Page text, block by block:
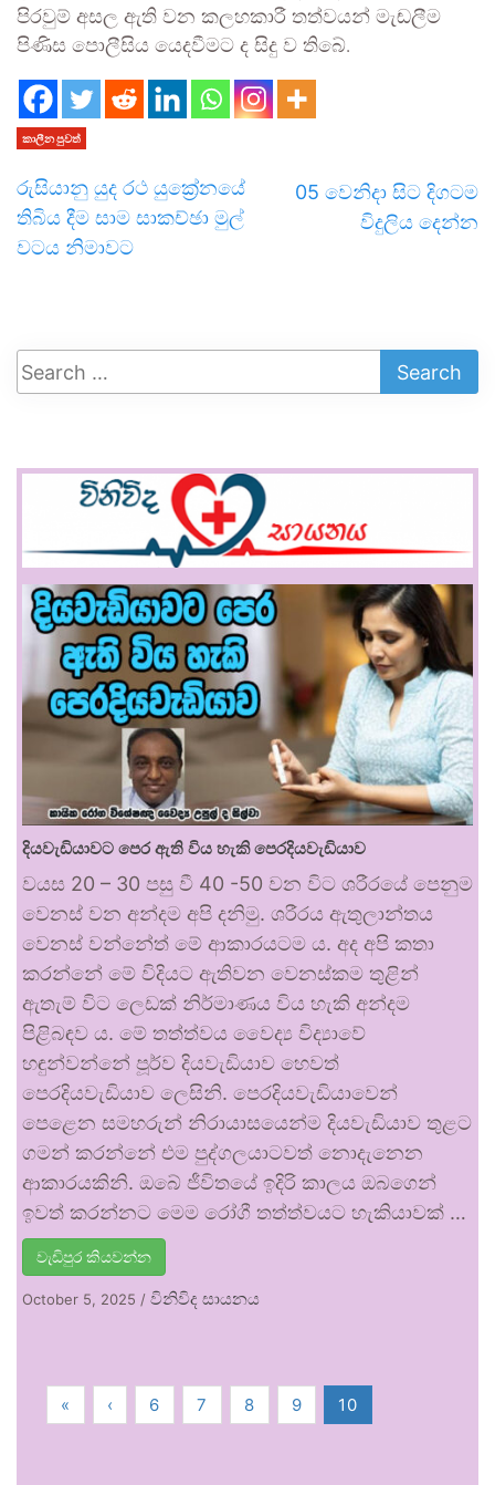
පිරවුම් අසල ඇති වන කලහකාරී තත්වයන් මැඬලීම
පිණිස පොලීසිය යෙදවීමට ද සිදු ව තිබේ.
කාලීන පුවත්
රුසියානු යුද රථ යුක්‍රේනයේ
තිබිය දීම සාම සාකච්ඡා මුල්
වටය නිමාවට
05 වෙනිදා සිට දිගටම
විදුලිය දෙන්න
දියවැඩියාවට පෙර ඇති විය හැකි පෙරදියවැඩියාව
වයස 20 – 30 පසු වී 40 -50 වන විට ශරීරයේ පෙනුම
වෙනස් වන අන්දම අපි දනිමු. ශරීරය ඇතුලාන්තය
වෙනස් වන්නේත් මේ ආකාරයටම ය. අද අපි කතා
කරන්නේ මේ විදියට ඇතිවන වෙනස්කම තුළින්
ඇතැම් විට ලෙඩක් නිර්මාණය විය හැකි අන්දම
පිළිබඳව ය. මේ තත්ත්වය වෛද්‍ය විද්‍යාවේ
හඳුන්වන්නේ පූර්ව දියවැඩියාව හෙවත්
පෙරදියවැඩියාව ලෙසිනි. පෙරදියවැඩියාවෙන්
පෙළෙන සමහරුන් නිරායාසයෙන්ම දියවැඩියාව තුළට
ගමන් කරන්නේ එම පුද්ගලයාටවත් නොදැනෙන
ආකාරයකිනි. ඔබේ ජීවිතයේ ඉදිරි කාලය ඔබගෙන්
ඉවත් කරන්නට මෙම රෝගී තත්ත්වයට හැකියාවක් …
වැඩිපුර කියවන්න
October 5, 2025 / විනිවිද සායනය
« ‹ 6 7 8 9 10